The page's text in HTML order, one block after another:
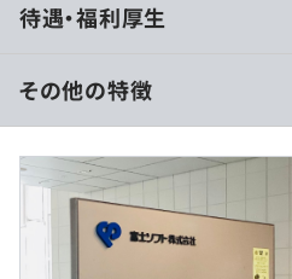
・現場のSE・PLによる教育、
技術者の高度化に向け、階層
ています。
開発技術に関わる研修のほか
てシステムエンジニアの役割
学習する「SE論」や、設計の
を押さえ、設計のインプット
待遇・福利厚生
（※想定年収は年収提示額を保証
その他の特徴